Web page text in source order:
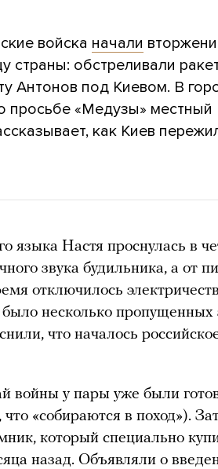
войска начали
страны: обстреливали
Антонов под Киевом. В
просьбе «Медузы» местный
как Киев
языка Настя проснулась в
звука будильника, а от
отключилось
несколько пропущенных
что началось
войны у пары уже были
«собираются в поход»).
который специально
назад. Объявляли о